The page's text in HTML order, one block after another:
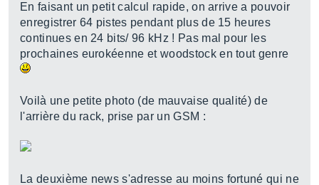
En faisant un petit calcul rapide, on arrive a pouvoir
enregistrer 64 pistes pendant plus de 15 heures
continues en 24 bits/ 96 kHz ! Pas mal pour les
prochaines eurokéenne et woodstock en tout genre
Voilà une petite photo (de mauvaise qualité) de
l'arrière du rack, prise par un GSM :
La deuxième news s'adresse au moins fortuné qui ne